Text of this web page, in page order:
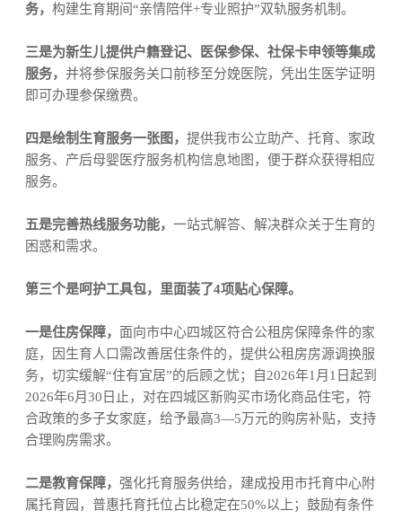
务， 构建生育期间 “亲情陪伴+专业照护”双轨服务机制。
三是为新生儿提供户籍登记、医保参保、社保卡申领等集成
服务， 并将参保服务关口前移至分娩医院，凭出生医学证明
即可办理参保缴费。
四是绘制生育服务一张图， 提供我市公立助产、托育、家政
服务、产后母婴医疗服务机构信息地图，便于群众获得相应
服务。
五是完善热线服务功能， 一站式解答、解决群众关于生育的
困惑和需求。
第三个是呵护工具包，里面装了4项贴心保障。
一是住房保障， 面向市中心四城区符合公租房保障条件的家
庭，因生育人口需改善居住条件的，提供公租房房源调换服
务，切实缓解“住有宜居”的后顾之忧；自 2026年1 月 1 日起到
2026年6月 30 日止，对在四城区新购买市场化商品住宅，符
合政策的多子女家庭，给予最高3—5 万元的购房补贴，支持
合理购房需求。
二是教育保障， 强化托育服务供给，建成投用市托育中心附
属托育园，普惠托育托位占比稳定在50%以上；鼓励有条件